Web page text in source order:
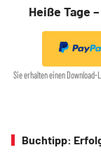
Heiße Tage
Sie erhalten einen Download-
Buchtipp: